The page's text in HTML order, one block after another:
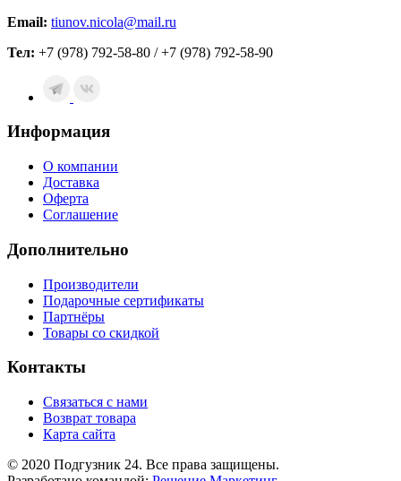
Email: tiunov.nicola@mail.ru
Тел: +7 (978) 792-58-80 / +7 (978) 792-58-90
Информация
О компании
Доставка
Оферта
Соглашение
Дополнительно
Производители
Подарочные сертификаты
Партнёры
Товары со скидкой
Контакты
Связаться с нами
Возврат товара
Карта сайта
© 2020 Подгузник 24. Все права защищены.